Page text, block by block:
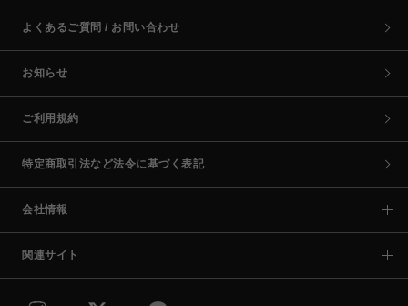
よくあるご質問 / お問い合わせ
お知らせ
ご利用規約
特定商取引法など法令に基づく表記
会社情報
関連サイト